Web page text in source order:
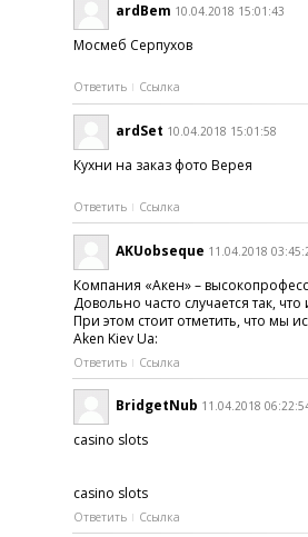
ardBem 10.04.2018 15:01:43
Мосмеб Серпухов
Ответить Ссылка
ardSet 10.04.2018 15:01:58
Кухни на заказ фото Верея
Ответить Ссылка
AKUobseque 11.04.2018
Компания «Акен» –
Довольно часто случается так,
При этом стоит отметить, что мы
Aken Kiev Ua:
Ответить Ссылка
BridgetNub 11.04.2018
casino slots
casino slots
Ответить Ссылка